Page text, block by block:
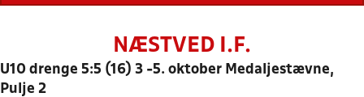
NÆSTVED I.F.
U10 drenge 5:5 (16) 3 -5. oktober Medaljestævne,
Pulje 2